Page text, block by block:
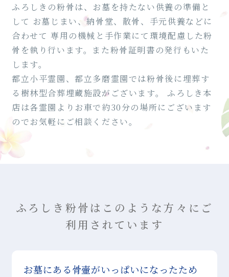
ふろしきの粉骨は、お墓を持たない供養の準備と
して お墓じまい、納骨堂、散骨、手元供養などに
合わせて 専用の機械と手作業にて環境配慮した粉
骨を執り行います。また粉骨証明書の発行もいた
します。
都立小平霊園、都立多磨霊園では粉骨後に埋葬す
る樹林型合葬埋蔵施設がございます。
ふろしき本
店は各霊園よりお車で約30分の場所にございます
のでお気軽にご相談ください。
ふろしき粉骨はこのような方々にご
利用されています
お墓にある骨壷がいっぱいになったため